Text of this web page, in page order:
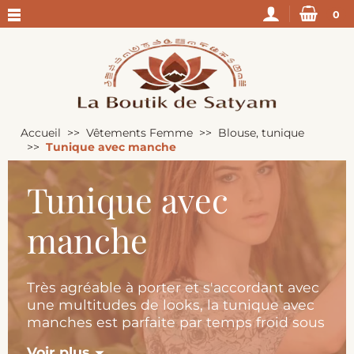
0
Accueil Vêtements Femme
Blouse, tunique
Tunique avec manche
Tunique avec
manche
Très agréable à porter et s'accordant avec
une multitudes de looks, la tunique avec
manches est parfaite par temps froid sous
une veste, à la mi-saison ou pour les